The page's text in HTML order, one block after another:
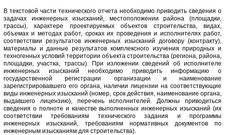
В текстовой части технического отчета необходимо приводить сведения о
задачах инженерных изысканий, местоположении района (площадки,
трассы), характере проектируемых объектов строительства, видах,
объемах и методах работ, сроках их проведения и исполнителях работ,
соответствии результатов инженерных изысканий договору (контракту),
материалы и данные результатов комплексного изучения природных и
техногенных условий территории объекта строительства (региона, района,
площадки, участка, трассы). При изложении сведений об исполнителе
инженерных изысканий необходимо приводить информацию о
государственной регистрации организации и наименование
зарегистрировавшего его органа, наличии лицензии на соответствующие
виды инженерных изысканий (номер, срок действия, наименование органа,
выдавшего лицензию), перечень исполнителей. Должны приводиться
сведения о полноте и качестве выполненных инженерных изысканий (их
соответствии требованиям технического задания и программы
инженерных изысканий, требованиям нормативных документов по
инженерным изысканиям для строительства).